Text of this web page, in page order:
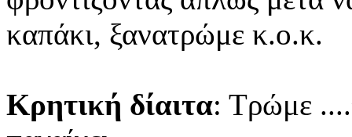
καπάκι, ξανατρώμε κ.ο.κ.
Κρητική δίαιτα: Τρώμε